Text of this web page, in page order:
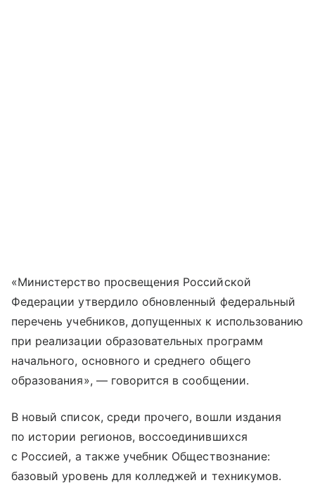
«Министерство просвещения Российской
Федерации утвердило обновленный федеральный
перечень учебников, допущенных к использованию
при реализации образовательных программ
начального, основного и среднего общего
образования», — говорится в сообщении.
В новый список, среди прочего, вошли издания
по истории регионов, воссоединившихся
с Россией, а также учебник Обществознание:
базовый уровень для колледжей и техникумов.